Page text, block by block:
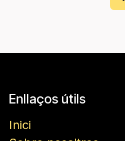
Enllaços útils
Inici